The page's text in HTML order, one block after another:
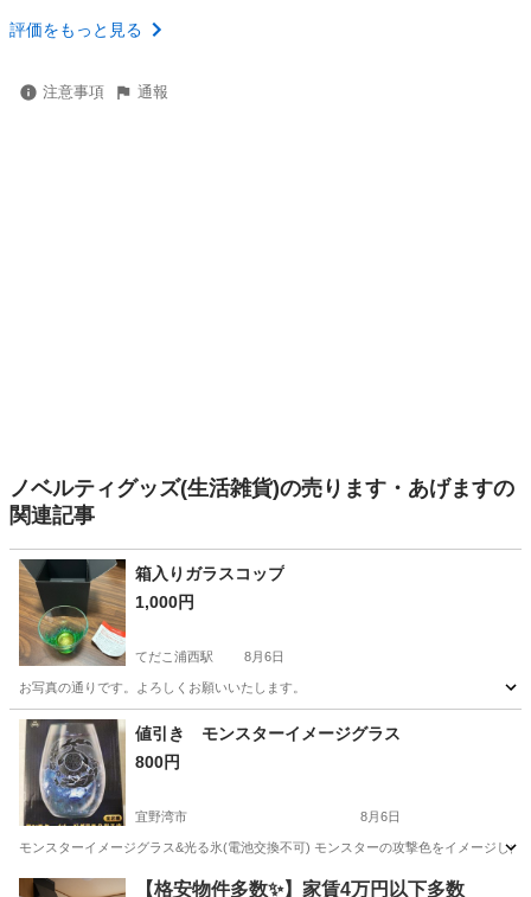
評価をもっと見る
注意事項 通報
ノベルティグッズ(生活雑貨)の売ります・あげますの
関連記事
箱入りガラスコップ
1,000円
てだこ浦西駅 8月6日
お写真の通りです。よろしくお願いいたします。
沖縄 中頭郡 てだこ浦西駅 食器
値引き モンスターイメージグラス
800円
宜野湾市 8月6日
モンスターイメージグラス&光る氷(電池交換不可) モンスターの攻撃色をイメージし
沖縄 宜野湾市 食器 グラス
【格安物件多数✨】家賃4万円以下多数